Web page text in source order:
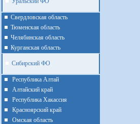
Cвердловская область
Тюменская область
Челябинская область
Курганская область
Сибирский ФО
Республика Алтай
Алтайcкий край
Республика Хакассия
Красноярский край
Омская область